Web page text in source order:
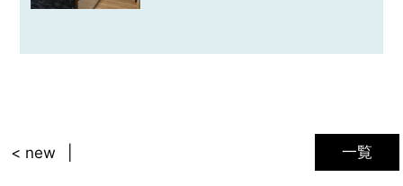
一覧
< new